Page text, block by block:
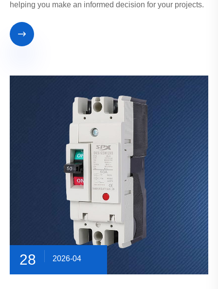
helping you make an informed decision for your projects.

28 2026-04